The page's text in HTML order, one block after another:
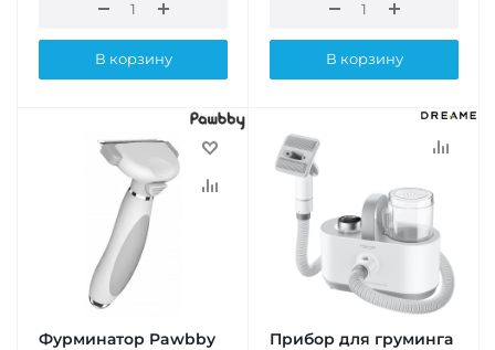
В корзину В корзину
Фурминатор Pawbby
Прибор для груминга